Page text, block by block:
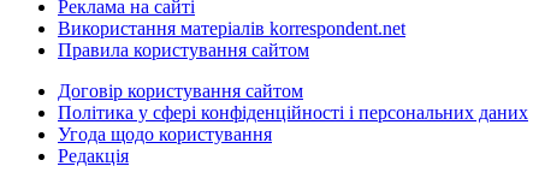
Реклама на сайті
Використання матеріалів korrespondent.net
Правила користування сайтом
Договір користування сайтом
Політика у сфері конфіденційності і персональних даних
Угода щодо користування
Редакція